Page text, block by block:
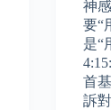
神
要“
是“
首
訴